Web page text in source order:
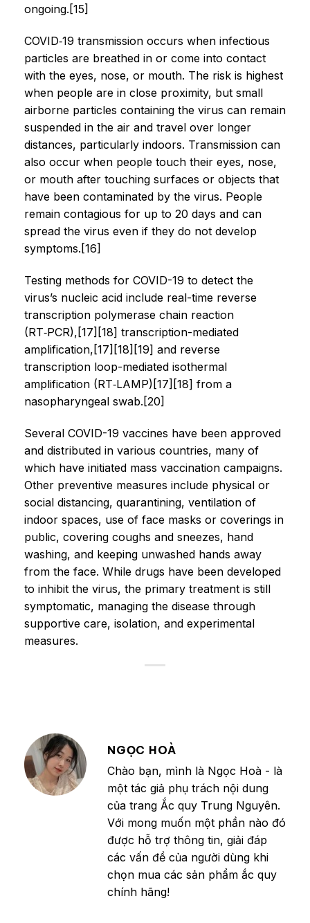
ongoing.[15]
COVID‑19 transmission occurs when infectious
particles are breathed in or come into contact
with the eyes, nose, or mouth. The risk is highest
when people are in close proximity, but small
airborne particles containing the virus can remain
suspended in the air and travel over longer
distances, particularly indoors. Transmission can
also occur when people touch their eyes, nose,
or mouth after touching surfaces or objects that
have been contaminated by the virus. People
remain contagious for up to 20 days and can
spread the virus even if they do not develop
symptoms.[16]
Testing methods for COVID-19 to detect the
virus’s nucleic acid include real-time reverse
transcription polymerase chain reaction
(RT‑PCR),[17][18] transcription-mediated
amplification,[17][18][19] and reverse
transcription loop-mediated isothermal
amplification (RT‑LAMP)[17][18] from a
nasopharyngeal swab.[20]
Several COVID-19 vaccines have been approved
and distributed in various countries, many of
which have initiated mass vaccination campaigns.
Other preventive measures include physical or
social distancing, quarantining, ventilation of
indoor spaces, use of face masks or coverings in
public, covering coughs and sneezes, hand
washing, and keeping unwashed hands away
from the face. While drugs have been developed
to inhibit the virus, the primary treatment is still
symptomatic, managing the disease through
supportive care, isolation, and experimental
measures.
NGỌC HOÀ
Chào bạn, mình là Ngọc Hoà - là
một tác giả phụ trách nội dung
của trang Ắc quy Trung Nguyên.
Với mong muốn một phần nào đó
được hỗ trợ thông tin, giải đáp
các vấn đề của người dùng khi
chọn mua các sản phẩm ắc quy
chính hãng!